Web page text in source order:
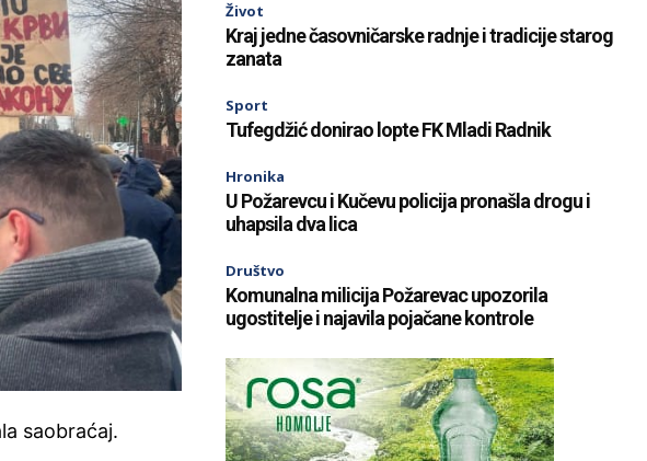
saobraćaj.
Život
Kraj jedne časovničarske radnje i tradicije starog
zanata
Sport
Tufegdžić donirao lopte FK Mladi Radnik
Hronika
U Požarevcu i Kučevu policija pronašla drogu i
uhapsila dva lica
Društvo
Komunalna milicija Požarevac upozorila
ugostitelje i najavila pojačane kontrole